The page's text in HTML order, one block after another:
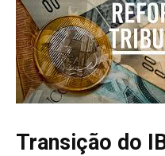
Transição do